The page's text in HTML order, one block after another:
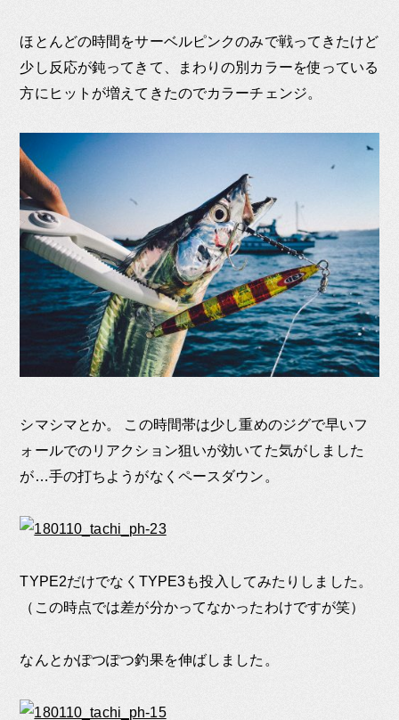
ほとんどの時間をサーベルピンクのみで戦ってきたけど
少し反応が鈍ってきて、まわりの別カラーを使っている
方にヒットが増えてきたのでカラーチェンジ。
シマシマとか。 この時間帯は少し重めのジグで早いフ
ォールでのリアクション狙いが効いてた気がしました
が…手の打ちようがなくペースダウン。
TYPE2だけでなくTYPE3も投入してみたりしました。
（この時点では差が分かってなかったわけですが笑）
なんとかぽつぽつ釣果を伸ばしました。